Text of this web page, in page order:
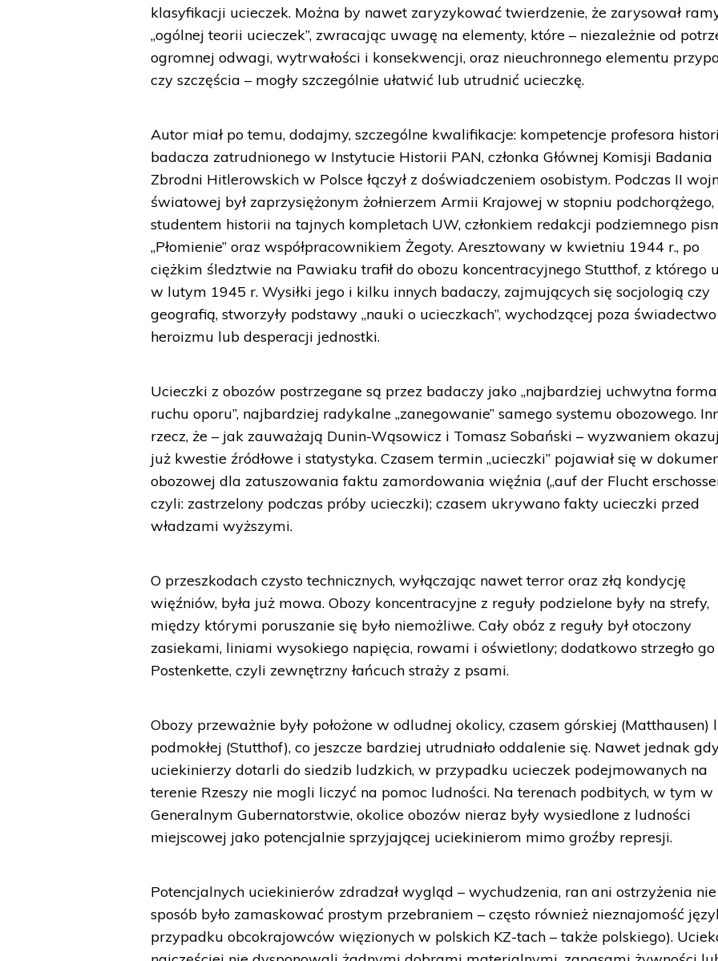
klasyfikacji ucieczek. Można by nawet zaryzykować twierdzenie, że zarysował
„ogólnej teorii ucieczek”, zwracając uwagę na elementy, które – niezależnie od
ogromnej odwagi, wytrwałości i konsekwencji, oraz nieuchronnego elementu
czy szczęścia – mogły szczególnie ułatwić lub utrudnić ucieczkę.
Autor miał po temu, dodajmy, szczególne kwalifikacje: kompetencje profesora
badacza zatrudnionego w Instytucie Historii PAN, członka Głównej Komisji Badania
Zbrodni Hitlerowskich w Polsce łączył z doświadczeniem osobistym. Podczas II
światowej był zaprzysiężonym żołnierzem Armii Krajowej w stopniu podchorążego,
studentem historii na tajnych kompletach UW, członkiem redakcji podziemnego
„Płomienie” oraz współpracownikiem Żegoty. Aresztowany w kwietniu 1944 r., po
ciężkim śledztwie na Pawiaku trafił do obozu koncentracyjnego Stutthof, z którego
w lutym 1945 r. Wysiłki jego i kilku innych badaczy, zajmujących się socjologią czy
geografią, stworzyły podstawy „nauki o ucieczkach”, wychodzącej poza świadectwo
heroizmu lub desperacji jednostki.
Ucieczki z obozów postrzegane są przez badaczy jako „najbardziej uchwytna forma
ruchu oporu”, najbardziej radykalne „zanegowanie” samego systemu obozowego.
rzecz, że – jak zauważają Dunin-Wąsowicz i Tomasz Sobański – wyzwaniem
już kwestie źródłowe i statystyka. Czasem termin „ucieczki” pojawiał się w
obozowej dla zatuszowania faktu zamordowania więźnia („auf der Flucht
czyli: zastrzelony podczas próby ucieczki); czasem ukrywano fakty ucieczki przed
władzami wyższymi.
O przeszkodach czysto technicznych, wyłączając nawet terror oraz złą kondycję
więźniów, była już mowa. Obozy koncentracyjne z reguły podzielone były na strefy,
między którymi poruszanie się było niemożliwe. Cały obóz z reguły był otoczony
zasiekami, liniami wysokiego napięcia, rowami i oświetlony; dodatkowo strzegło go
Postenkette, czyli zewnętrzny łańcuch straży z psami.
Obozy przeważnie były położone w odludnej okolicy, czasem górskiej (Matthausen)
podmokłej (Stutthof), co jeszcze bardziej utrudniało oddalenie się. Nawet jednak
uciekinierzy dotarli do siedzib ludzkich, w przypadku ucieczek podejmowanych na
terenie Rzeszy nie mogli liczyć na pomoc ludności. Na terenach podbitych, w tym w
Generalnym Gubernatorstwie, okolice obozów nieraz były wysiedlone z ludności
miejscowej jako potencjalnie sprzyjającej uciekinierom mimo groźby represji.
Potencjalnych uciekinierów zdradzał wygląd – wychudzenia, ran ani ostrzyżenia nie
sposób było zamaskować prostym przebraniem – często również nieznajomość
przypadku obcokrajowców więzionych w polskich KZ-tach – także polskiego).